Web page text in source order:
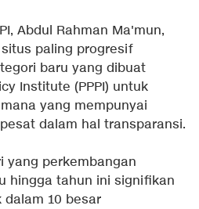
Abdul Rahman Ma'mun,
paling progresif
baru yang dibuat
Institute (PPPI) untuk
yang mempunyai
dalam hal transparansi.
yang perkembangan
hingga tahun ini signifikan
10 besar